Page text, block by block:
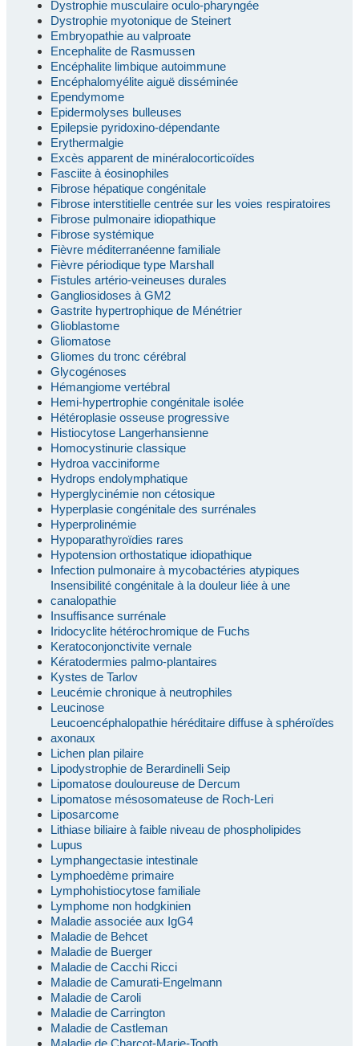
Dystrophie musculaire oculo-pharyngée
Dystrophie myotonique de Steinert
Embryopathie au valproate
Encephalite de Rasmussen
Encéphalite limbique autoimmune
Encéphalomyélite aiguë disséminée
Ependymome
Epidermolyses bulleuses
Epilepsie pyridoxino-dépendante
Erythermalgie
Excès apparent de minéralocorticoïdes
Fasciite à éosinophiles
Fibrose hépatique congénitale
Fibrose interstitielle centrée sur les voies respiratoires
Fibrose pulmonaire idiopathique
Fibrose systémique
Fièvre méditerranéenne familiale
Fièvre périodique type Marshall
Fistules artério-veineuses durales
Gangliosidoses à GM2
Gastrite hypertrophique de Ménétrier
Glioblastome
Gliomatose
Gliomes du tronc cérébral
Glycogénoses
Hémangiome vertébral
Hemi-hypertrophie congénitale isolée
Hétéroplasie osseuse progressive
Histiocytose Langerhansienne
Homocystinurie classique
Hydroa vacciniforme
Hydrops endolymphatique
Hyperglycinémie non cétosique
Hyperplasie congénitale des surrénales
Hyperprolinémie
Hypoparathyroïdies rares
Hypotension orthostatique idiopathique
Infection pulmonaire à mycobactéries atypiques
Insensibilité congénitale à la douleur liée à une
canalopathie
Insuffisance surrénale
Iridocyclite hétérochromique de Fuchs
Keratoconjonctivite vernale
Kératodermies palmo-plantaires
Kystes de Tarlov
Leucémie chronique à neutrophiles
Leucinose
Leucoencéphalopathie héréditaire diffuse à sphéroïdes
axonaux
Lichen plan pilaire
Lipodystrophie de Berardinelli Seip
Lipomatose douloureuse de Dercum
Lipomatose mésosomateuse de Roch-Leri
Liposarcome
Lithiase biliaire à faible niveau de phospholipides
Lupus
Lymphangectasie intestinale
Lymphoedème primaire
Lymphohistiocytose familiale
Lymphome non hodgkinien
Maladie associée aux IgG4
Maladie de Behcet
Maladie de Buerger
Maladie de Cacchi Ricci
Maladie de Camurati-Engelmann
Maladie de Caroli
Maladie de Carrington
Maladie de Castleman
Maladie de Charcot-Marie-Tooth